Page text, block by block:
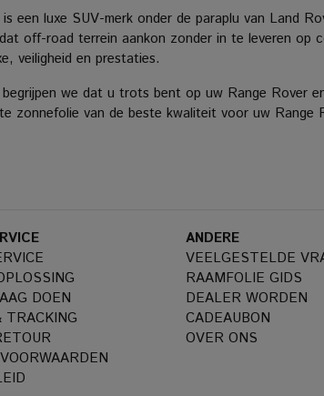
een luxe SUV-merk onder de paraplu van Land
off-road terrein aankon zonder in te leveren op
veiligheid en prestaties.
we dat u trots bent op uw Range Rover
zonnefolie van de beste kwaliteit voor uw
DOEN
TRACKING
ANDERE
VEELGESTELDE
RAAMFOLIE GIDS
DEALER WORDEN
CADEAUBON
OVER ONS